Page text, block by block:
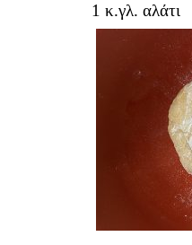
1 κ.γλ. αλάτι